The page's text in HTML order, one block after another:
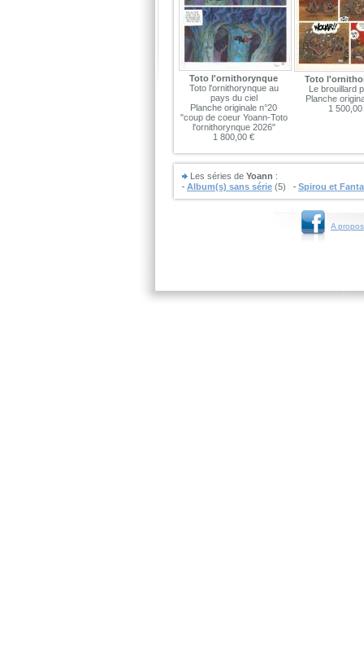
Toto l'ornithorynque
Toto l'ornithorynque au
pays du ciel
Planche originale n°20
"coup de coeur Yoann-Toto
l'ornithorynque 2026"
1 800,00 €
Toto
Le brouillard
Planche
1 500,00
Les séries de Yoann :
Album(s) sans série (5) Spirou et
A